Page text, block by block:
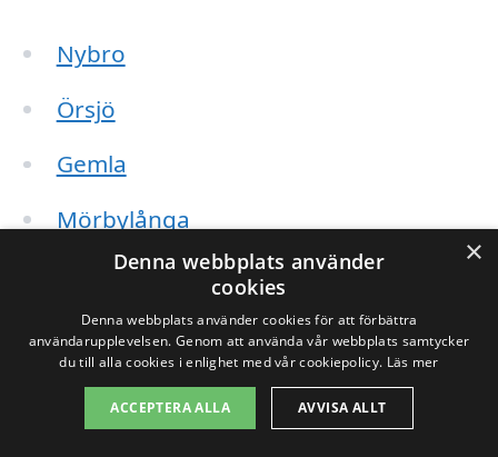
Nybro
Örsjö
Gemla
Mörbylånga
Kalmar
Färjestaden
Läster
×
Denna webbplats använder
cookies
Denna webbplats använder cookies för att förbättra
användarupplevelsen. Genom att använda vår webbplats samtycker
du till alla cookies i enlighet med vår cookiepolicy. Läs mer
ACCEPTERA ALLA AVVISA ALLT